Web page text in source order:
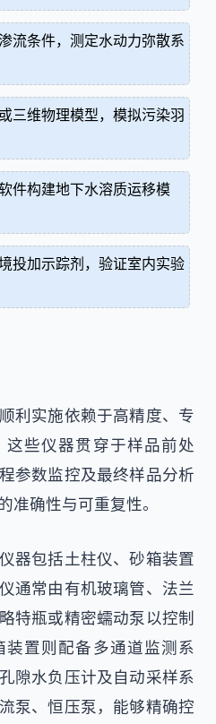
流条件，测定水动力弥散系
三维物理模型，模拟污染羽
件构建地下水溶质运移模
投加示踪剂，验证室内实验
利实施依赖于高精度、专
些仪器贯穿于样品前处
参数监控及最终样品分析
准确性与可重复性。
器包括土柱仪、砂箱装置
通常由有机玻璃管、法兰
特瓶或精密蠕动泵以控制
置则配备多通道监测系
隙水负压计及自动采样系
泵、恒压泵，能够精确控